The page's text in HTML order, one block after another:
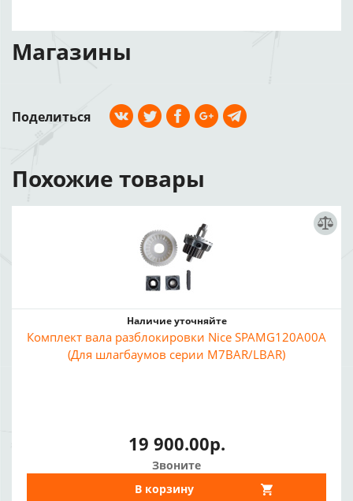
Магазины
Поделиться
Похожие товары
Наличие уточняйте
Комплект вала разблокировки Nice SPAMG120A00A
(Для шлагбаумов серии M7BAR/LBAR)
19 900.00р.
Звоните
В корзину